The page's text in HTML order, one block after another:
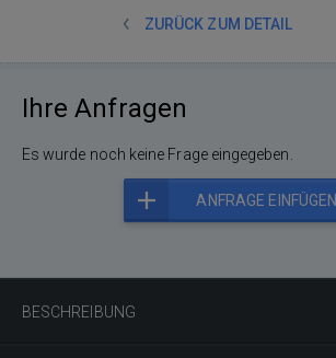
ZURÜCK ZUM DETAIL
BESCHREIBUNG
Ihre Anfragen
Es wurde noch keine Frage eingegeben.
ANFRAGE EINFÜGEN